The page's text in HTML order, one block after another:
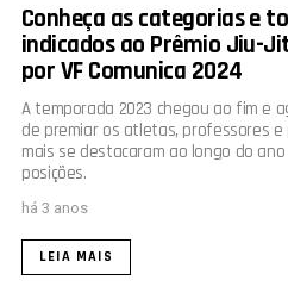
Conheça as categorias e
indicados ao Prêmio Jiu-
por VF Comunica 2024
A temporada 2023 chegou ao fim e
de premiar os atletas, professores
mais se destacaram ao longo do
posições.
há 3 anos
LEIA MAIS